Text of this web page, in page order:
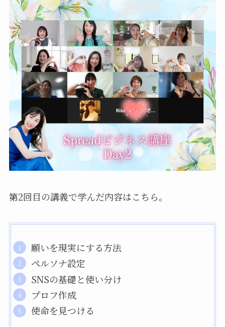
第2回目の講義で学んだ内容はこちら。
願いを現実にする方法
ペルソナ設定
SNSの基礎と使い分け
プロフ作成
使命を見つける